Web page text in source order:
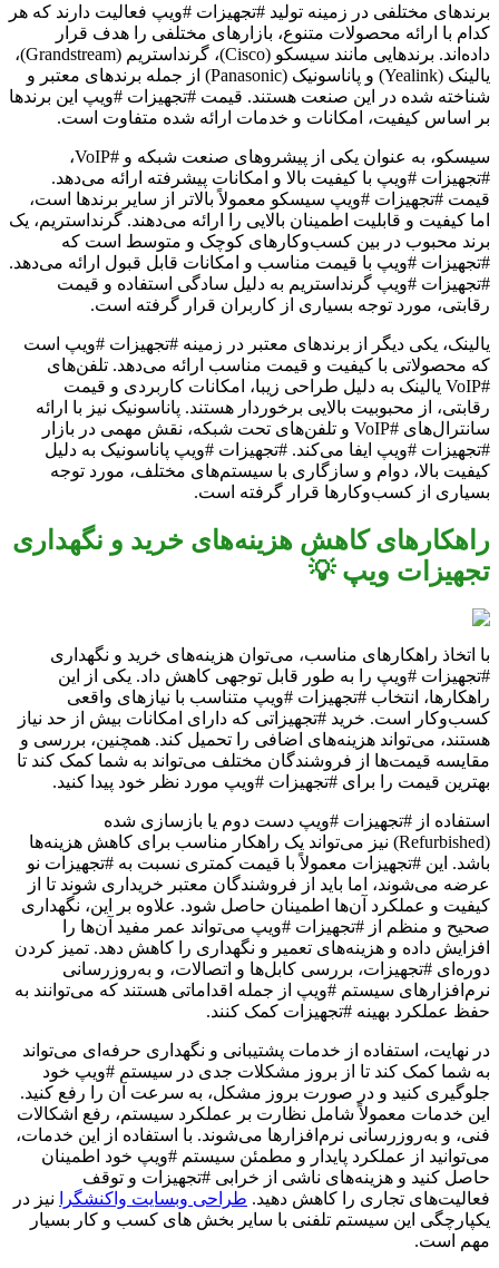
برندهای مختلفی در زمینه تولید #تجهیزات #ویپ فعالیت دارند که هر
کدام با ارائه محصولات متنوع، بازارهای مختلفی را هدف قرار
داده‌اند. برندهایی مانند سیسکو (Cisco)، گرنداستریم (Grandstream)،
یالینک (Yealink) و پاناسونیک (Panasonic) از جمله برندهای معتبر و
شناخته شده در این صنعت هستند. قیمت #تجهیزات #ویپ این برندها
بر اساس کیفیت، امکانات و خدمات ارائه شده متفاوت است.
سیسکو، به عنوان یکی از پیشروهای صنعت شبکه و #VoIP،
#تجهیزات #ویپ با کیفیت بالا و امکانات پیشرفته ارائه می‌دهد.
قیمت #تجهیزات #ویپ سیسکو معمولاً بالاتر از سایر برندها است،
اما کیفیت و قابلیت اطمینان بالایی را ارائه می‌دهند. گرنداستریم، یک
برند محبوب در بین کسب‌وکارهای کوچک و متوسط است که
#تجهیزات #ویپ با قیمت مناسب و امکانات قابل قبول ارائه می‌دهد.
#تجهیزات #ویپ گرنداستریم به دلیل سادگی استفاده و قیمت
رقابتی، مورد توجه بسیاری از کاربران قرار گرفته است.
یالینک، یکی دیگر از برندهای معتبر در زمینه #تجهیزات #ویپ است
که محصولاتی با کیفیت و قیمت مناسب ارائه می‌دهد. تلفن‌های
#VoIP یالینک به دلیل طراحی زیبا، امکانات کاربردی و قیمت
رقابتی، از محبوبیت بالایی برخوردار هستند. پاناسونیک نیز با ارائه
سانترال‌های #VoIP و تلفن‌های تحت شبکه، نقش مهمی در بازار
#تجهیزات #ویپ ایفا می‌کند. #تجهیزات #ویپ پاناسونیک به دلیل
کیفیت بالا، دوام و سازگاری با سیستم‌های مختلف، مورد توجه
بسیاری از کسب‌وکارها قرار گرفته است.
راهکارهای کاهش هزینه‌های خرید و نگهداری
تجهیزات ویپ 💡
با اتخاذ راهکارهای مناسب، می‌توان هزینه‌های خرید و نگهداری
#تجهیزات #ویپ را به طور قابل توجهی کاهش داد. یکی از این
راهکارها، انتخاب #تجهیزات #ویپ متناسب با نیازهای واقعی
کسب‌وکار است. خرید #تجهیزاتی که دارای امکانات بیش از حد نیاز
هستند، می‌تواند هزینه‌های اضافی را تحمیل کند. همچنین، بررسی و
مقایسه قیمت‌ها از فروشندگان مختلف می‌تواند به شما کمک کند تا
بهترین قیمت را برای #تجهیزات #ویپ مورد نظر خود پیدا کنید.
استفاده از #تجهیزات #ویپ دست دوم یا بازسازی شده
(Refurbished) نیز می‌تواند یک راهکار مناسب برای کاهش هزینه‌ها
باشد. این #تجهیزات معمولاً با قیمت کمتری نسبت به #تجهیزات نو
عرضه می‌شوند، اما باید از فروشندگان معتبر خریداری شوند تا از
کیفیت و عملکرد آن‌ها اطمینان حاصل شود. علاوه بر این، نگهداری
صحیح و منظم از #تجهیزات #ویپ می‌تواند عمر مفید آن‌ها را
افزایش داده و هزینه‌های تعمیر و نگهداری را کاهش دهد. تمیز کردن
دوره‌ای #تجهیزات، بررسی کابل‌ها و اتصالات، و به‌روزرسانی
نرم‌افزارهای سیستم #ویپ از جمله اقداماتی هستند که می‌توانند به
حفظ عملکرد بهینه #تجهیزات کمک کنند.
در نهایت، استفاده از خدمات پشتیبانی و نگهداری حرفه‌ای می‌تواند
به شما کمک کند تا از بروز مشکلات جدی در سیستم #ویپ خود
جلوگیری کنید و در صورت بروز مشکل، به سرعت آن را رفع کنید.
این خدمات معمولاً شامل نظارت بر عملکرد سیستم، رفع اشکالات
فنی، و به‌روزرسانی نرم‌افزارها می‌شوند. با استفاده از این خدمات،
می‌توانید از عملکرد پایدار و مطمئن سیستم #ویپ خود اطمینان
حاصل کنید و هزینه‌های ناشی از خرابی #تجهیزات و توقف
فعالیت‌های تجاری را کاهش دهید. طراحی وبسایت واکنشگرا
نیز در
یکپارچگی این سیستم تلفنی با سایر بخش های کسب و کار بسیار
مهم است.